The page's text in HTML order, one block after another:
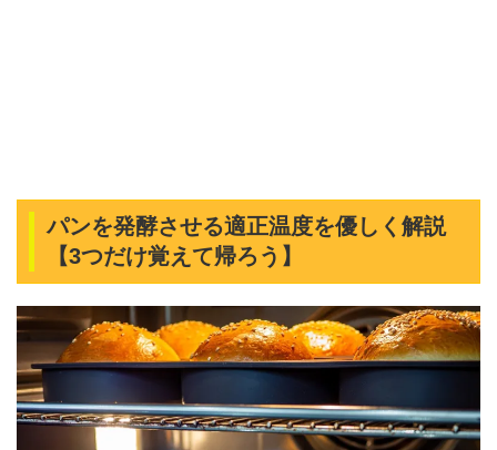
パンを発酵させる適正温度を優しく解説
【3つだけ覚えて帰ろう】